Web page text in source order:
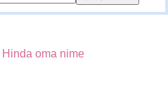
Hinda oma nime